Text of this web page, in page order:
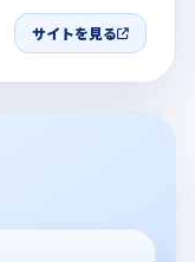
サイトを見る